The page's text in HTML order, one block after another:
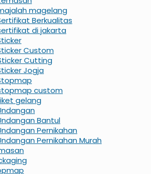
magelang
Berkualitas
di jakarta
Custom
Cutting
Jogja
custom
gelang
Bantul
Pernikahan
Pernikahan Murah